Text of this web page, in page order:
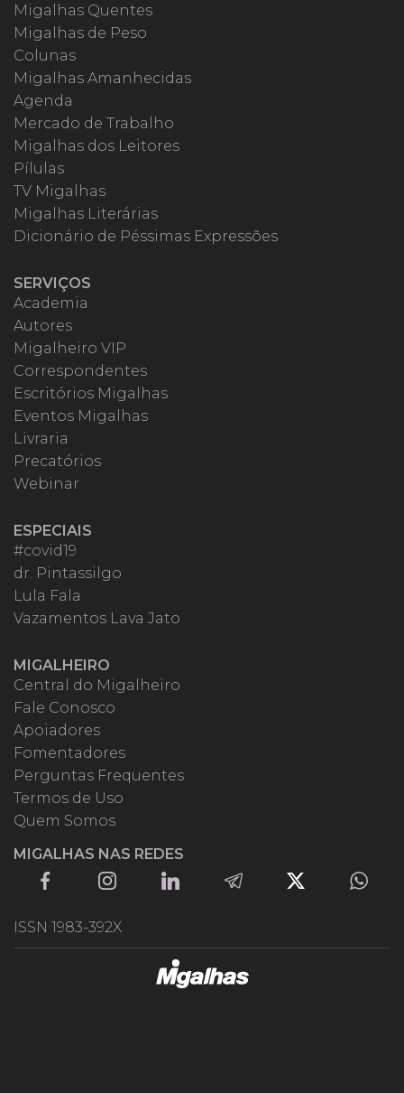
Migalhas Quentes
Migalhas de Peso
Colunas
Migalhas Amanhecidas
Agenda
Mercado de Trabalho
Migalhas dos Leitores
Pílulas
TV Migalhas
Migalhas Literárias
Dicionário de Péssimas Expressões
SERVIÇOS
Academia
Autores
Migalheiro VIP
Correspondentes
Escritórios Migalhas
Eventos Migalhas
Livraria
Precatórios
Webinar
ESPECIAIS
#covid19
dr. Pintassilgo
Lula Fala
Vazamentos Lava Jato
MIGALHEIRO
Central do Migalheiro
Fale Conosco
Apoiadores
Fomentadores
Perguntas Frequentes
Termos de Uso
Quem Somos
MIGALHAS NAS REDES
ISSN 1983-392X